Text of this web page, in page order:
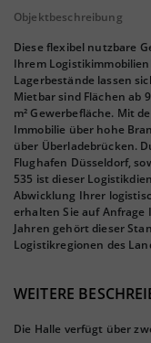
Objektbeschreibung
Diese flexibel nutzbare
Ihrem
Lagerbestände lassen
Mietbar sind Flächen ab
m² Gewerbefläche. Mit
Immobilie über hohe
über Überladebrücken.
Flughafen Düsseldorf,
535 ist dieser
Abwicklung Ihrer
erhalten Sie auf
Jahren gehört dieser
Logistikregionen des
WEITERE
Die Halle verfügt über